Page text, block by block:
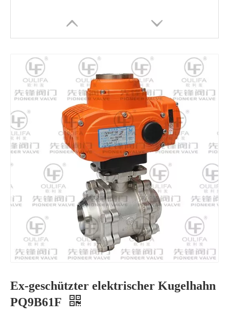
1000PSI Welded Ball Valve Shipbuilding Oil Chemical 3PC Schweißkugelventil Q361F-16
Ex-geschützter elektrischer Kugelhahn
PQ9B61F